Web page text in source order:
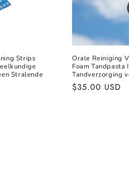
Strips
Stralende
Orale Reiniging
Foam Tandpasta
Tandverzorging
Normale
$35.00 USD